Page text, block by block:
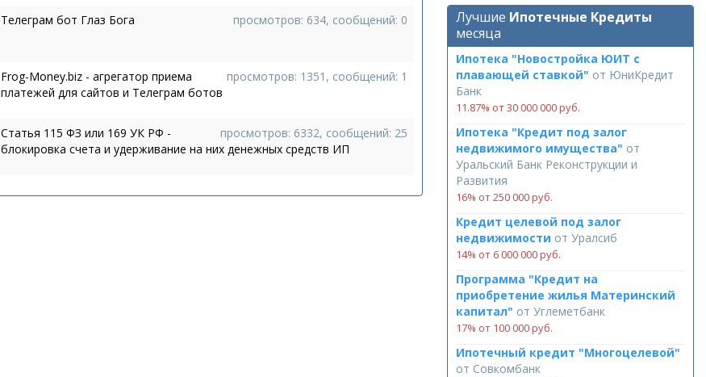
просмотров: 634, сообщений: 0
Телеграм бот Глаз Бога
просмотров: 1351, сообщений: 1
Frog-Money.biz - агрегатор приема
платежей для сайтов и Телеграм ботов
просмотров: 6332, сообщений: 25
Статья 115 ФЗ или 169 УК РФ -
блокировка счета и удерживание на них денежных средств ИП
Лучшие Ипотечные Кредиты
месяца
Ипотека "Новостройка ЮИТ с
плавающей ставкой" от ЮниКредит
Банк
11.87% от 30 000 000 руб.
Ипотека "Кредит под залог
недвижимого имущества" от
Уральский Банк Реконструкции и
Развития
16% от 250 000 руб.
Кредит целевой под залог
недвижимости от Уралсиб
14% от 6 000 000 руб.
Программа "Кредит на
приобретение жилья Материнский
капитал" от Углеметбанк
17% от 100 000 руб.
Ипотечный кредит "Многоцелевой"
от Совкомбанк